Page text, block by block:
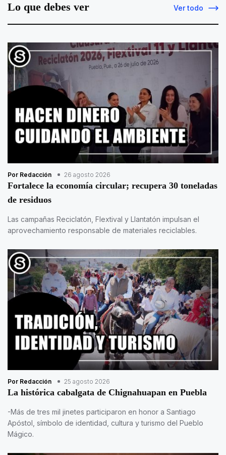
Lo que debes ver Ver todo
Por Redacción 26 agosto 2026
Fortalece la economía circular; recupera 30 toneladas
de residuos
Las campañas Reciclatón, Flextival y Llantatón impulsan el
aprovechamiento responsable de materiales reciclables.
Por Redacción 25 agosto 2026
La histórica cabalgata de Chignahuapan en Puebla
-Más de tres mil jinetes participaron en honor a Santiago
Apóstol, símbolo de identidad, cultura y turismo del Pueblo
Mágico.